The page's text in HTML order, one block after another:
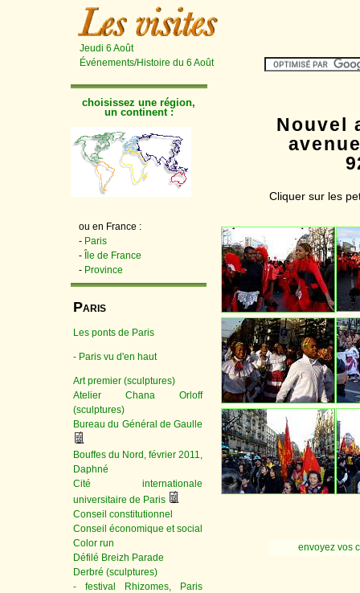
Jeudi 6 Août
Événements/Histoire du 6 Août
choisissez une région,
un continent :
ou en France :
- Paris
-
Île de France
- Province
PARIS
Les ponts de Paris
- Paris vu d'en haut
Art premier (sculptures)
Atelier Chana Orloff
(sculptures)
Bureau du Général de Gaulle
Bouffes du Nord, février 2011,
Daphné
Cité internationale
universitaire de Paris
Conseil constitutionnel
Conseil économique et social
Color run
Défilé Breizh Parade
Derbré (sculptures)
- festival Rhizomes, Paris
Nouvel
Cliquer sur les
envoyez vos